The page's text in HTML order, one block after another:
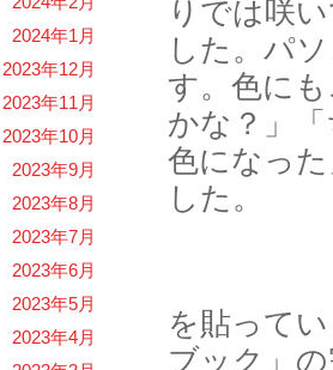
2024年1月
2023年12月
2023年11月
2023年10月
2023年9月
2023年8月
2023年7月
2023年6月
2023年5月
2023年4月
りでは咲
した。パ
す。色に
かな？」
色になっ
した。
を貼って
ブック」